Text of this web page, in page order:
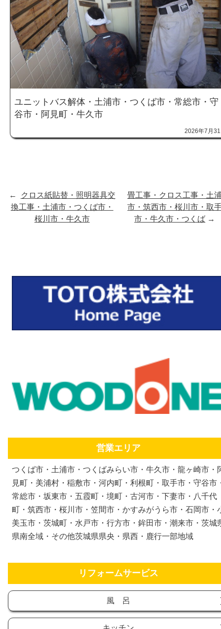
ユニットバス解体・土浦市・つくば市・常総市・守
谷市・阿見町・牛久市
2026年7月
←
クロス紙貼替・照明器具交
換工事・土浦市・つくば市・
桜川市・牛久市
畳工事・クロス工事・土
市・筑西市・桜川市・取
市・牛久市・つくば →
営業エリア
つくば市・土浦市・つくばみらい市・牛久市・龍ヶ崎市・
見町・美浦村・稲敷市・河内町・利根町・取手市・守谷市
常総市・坂東市・五霞町・境町・古河市・下妻市・八千代
町・筑西市・桜川市・笠間市・かすみがうら市・石岡市・
美玉市・茨城町・水戸市・行方市・鉾田市・潮来市・茨城
県南全域・その他茨城県県央・県西・鹿行一部地域
リフォームサービス
風 呂